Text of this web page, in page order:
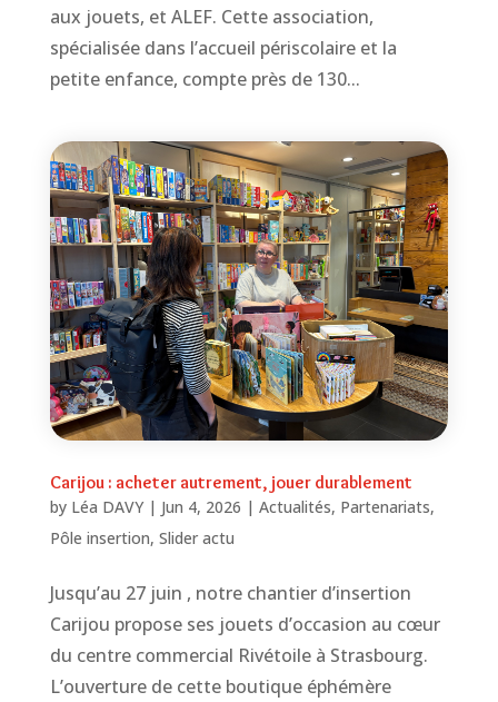
aux jouets, et ALEF. Cette association,
spécialisée dans l’accueil périscolaire et la
petite enfance, compte près de 130...
Carijou : acheter autrement, jouer durablement
by Léa DAVY| Jun 4, 2026 | Actualités, Partenariats,
Pôle insertion, Slider actu
Jusqu’au 27 juin , notre chantier d’insertion
Carijou propose ses jouets d’occasion au cœur
du centre commercial Rivétoile à Strasbourg.
L’ouverture de cette boutique éphémère